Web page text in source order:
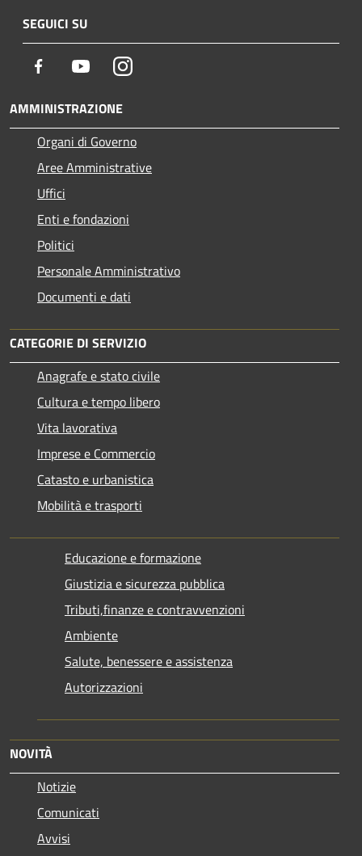
SEGUICI SU
Facebook YoutubeInstagram
AMMINISTRAZIONE
Organi di Governo
Aree Amministrative
Uffici
Enti e fondazioni
Politici
Personale Amministrativo
Documenti e dati
CATEGORIE DI SERVIZIO
Anagrafe e stato civile
Cultura e tempo libero
Vita lavorativa
Imprese e Commercio
Catasto e urbanistica
Mobilità e trasporti
Educazione e formazione
Giustizia e sicurezza pubblica
Tributi,finanze e contravvenzioni
Ambiente
Salute, benessere e assistenza
Autorizzazioni
NOVITÀ
Notizie
Comunicati
Avvisi